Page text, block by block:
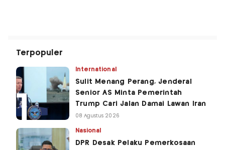
Terpopuler
International
Sulit Menang Perang, Jenderal
Senior AS Minta Pemerintah
Trump Cari Jalan Damai Lawan Iran
08 Agustus 2026
Nasional
DPR Desak Pelaku Pemerkosaan